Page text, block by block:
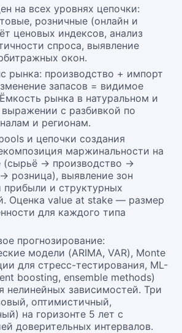
на всех уровнях цепочки:
розничные (онлайн и
ценовых индексов, анализ
спроса, выявление
окон.
рынка: производство + импорт
запасов = видимое
рынка в натуральном и
с разбивкой по
и регионам.
и цепочки создания
маржинальности на
(сырьё → производство →
розница), выявление зон
прибыли и структурных
Оценка value at stake — размер
для каждого типа
прогнозирование:
модели (ARIMA, VAR), Monte
для стресс-тестирования, ML-
boosting, ensemble methods)
нелинейных зависимостей. Три
оптимистичный,
на горизонте 5 лет с
доверительных интервалов.